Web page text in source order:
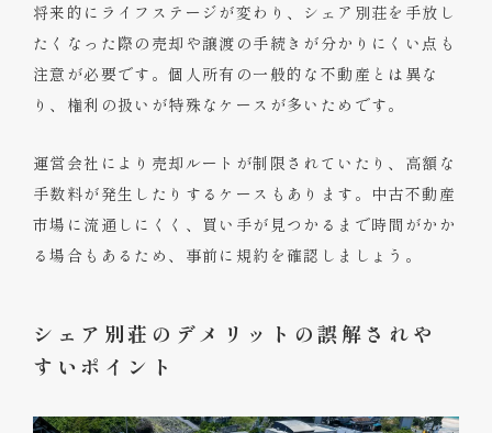
将来的にライフステージが変わり、シェア別荘を手放し
たくなった際の売却や譲渡の手続きが分かりにくい点も
注意が必要です。個人所有の一般的な不動産とは異な
り、権利の扱いが特殊なケースが多いためです。
運営会社により売却ルートが制限されていたり、高額な
手数料が発生したりするケースもあります。中古不動産
市場に流通しにくく、買い手が見つかるまで時間がかか
る場合もあるため、事前に規約を確認しましょう。
シェア別荘のデメリットの誤解されや
すいポイント